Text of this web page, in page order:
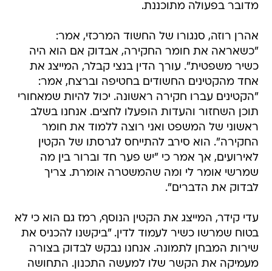
מדובר בפעולה מתוכננת.
אהרן רוזה, סנגורו של החשוד המרכזי, אמר:
"כשאראה את חומר החקירה, אבדוק אם הוא היה
כשיר משפטית". עורך הדין בנצי קבלר, המייצג את
אחד מהקטינים החשודים בחטיפה וברצח, אמר:
"הקטינים עברו חקירה ראשונה. יכול להיות שמאחורי
תוכן השחזור והעדות הופעלו לחצים. אנחנו בשלב
ראשוני של המשפט ואני רוצה ללמוד את חומר
החקירה". הוא סירב להתייחס לגרסתו של הקטין
לאירועים, אך אמר כי "יש פער חד וברור בין מה
שמרשי אומר לי ומה שהמשטרה אומרת. צריך
לבדוק את הדברים".
עדי קידר, המייצג את הקטין הנוסף, רמז גם הוא כי לא
בטוח שמרשו כשיר לעמוד לדין. "ביקשנו להכניס את
שירות המבחן לתמונה. אנחנו נבקש לבדוק בצורה
מעמיקה את הקשר שלו למעשה התכנון. התחושה